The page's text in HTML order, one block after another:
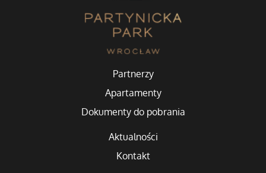
Partnerzy
Apartamenty
Dokumenty do pobrania
Aktualności
Kontakt